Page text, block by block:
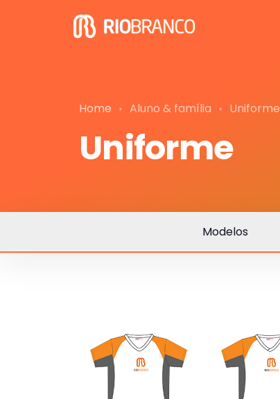
Home Aluno & família Uniforme
Uniforme
Modelos